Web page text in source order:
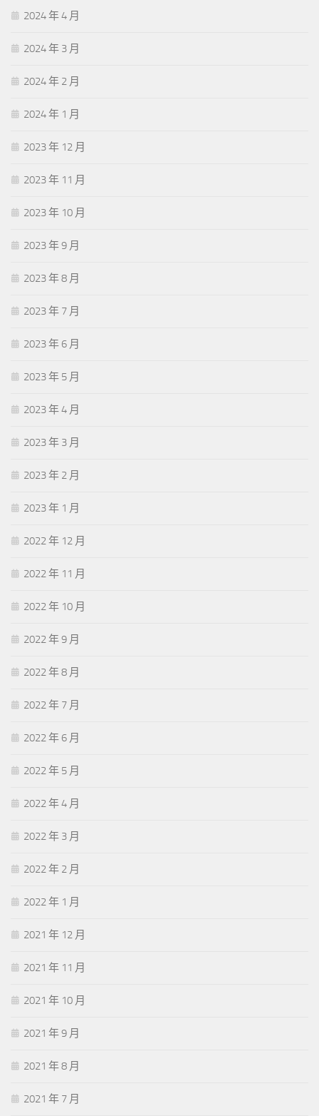
2024 年 4 月
2024 年 3 月
2024 年 2 月
2024 年 1 月
2023 年 12 月
2023 年 11 月
2023 年 10 月
2023 年 9 月
2023 年 8 月
2023 年 7 月
2023 年 6 月
2023 年 5 月
2023 年 4 月
2023 年 3 月
2023 年 2 月
2023 年 1 月
2022 年 12 月
2022 年 11 月
2022 年 10 月
2022 年 9 月
2022 年 8 月
2022 年 7 月
2022 年 6 月
2022 年 5 月
2022 年 4 月
2022 年 3 月
2022 年 2 月
2022 年 1 月
2021 年 12 月
2021 年 11 月
2021 年 10 月
2021 年 9 月
2021 年 8 月
2021 年 7 月